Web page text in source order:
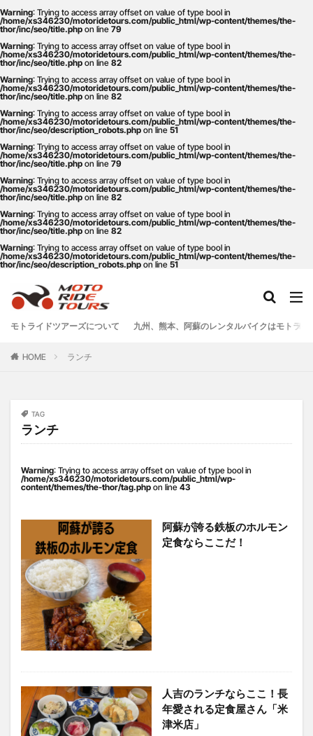
Warning: Trying to access array offset on value of type bool in
/home/xs346230/motoridetours.com/public_html/wp-content/themes/the-
thor/inc/seo/title.php on line 79
Warning: Trying to access array offset on value of type bool in
/home/xs346230/motoridetours.com/public_html/wp-content/themes/the-
thor/inc/seo/title.php on line 82
Warning: Trying to access array offset on value of type bool in
/home/xs346230/motoridetours.com/public_html/wp-content/themes/the-
thor/inc/seo/title.php on line 82
Warning: Trying to access array offset on value of type bool in
/home/xs346230/motoridetours.com/public_html/wp-content/themes/the-
thor/inc/seo/description_robots.php on line 51
Warning: Trying to access array offset on value of type bool in
/home/xs346230/motoridetours.com/public_html/wp-content/themes/the-
thor/inc/seo/title.php on line 79
Warning: Trying to access array offset on value of type bool in
/home/xs346230/motoridetours.com/public_html/wp-content/themes/the-
thor/inc/seo/title.php on line 82
Warning: Trying to access array offset on value of type bool in
/home/xs346230/motoridetours.com/public_html/wp-content/themes/the-
thor/inc/seo/title.php on line 82
Warning: Trying to access array offset on value of type bool in
/home/xs346230/motoridetours.com/public_html/wp-content/themes/the-
thor/inc/seo/description_robots.php on line 51
モトライドツアーズについて 九州、熊本、阿蘇のレンタルバイクはモトライ
HOME ランチ
TAG
ランチ
Warning: Trying to access array offset on value of type bool in
/home/xs346230/motoridetours.com/public_html/wp-
content/themes/the-thor/tag.php on line 43
阿蘇が誇る鉄板のホルモン
定食ならここだ！
人吉のランチならここ！長
年愛される定食屋さん「米
津米店」
タグ
One Piece あか牛 あか牛の館
くまモン
わいた温泉
エミナース
クシタニ
グルメ サウナ
ステッカー
バイクレンタル
フェアフィールド
ホルモン
ホンダ
モトライドツアーズ
モトライドレンタル
モーターサイクル
レンタル
レンタルバイク
ワンピース
九州ツーリング
人吉 人吉球磨
像
南小国
南阿蘇村 喫茶竹熊
小国
水俣
熊本ツーリング
竹熊
米津米店 赤牛 近江屋
阿蘇